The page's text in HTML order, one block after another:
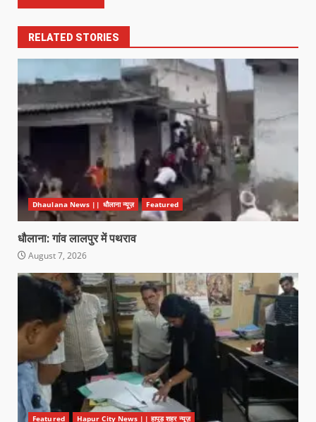
RELATED STORIES
Dhaulana News || धौलाना न्यूज़ Featured
धौलाना: गांव लालपुर में पथराव
August 7, 2026
Featured Hapur City News || हापुड़ शहर न्यूज़